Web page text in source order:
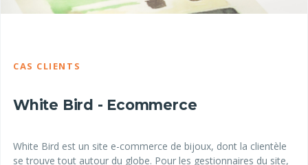
CAS CLIENTS
White Bird - Ecommerce
White Bird est un site e-commerce de bijoux, dont la clientèle
se trouve tout autour du globe. Pour les gestionnaires du site,